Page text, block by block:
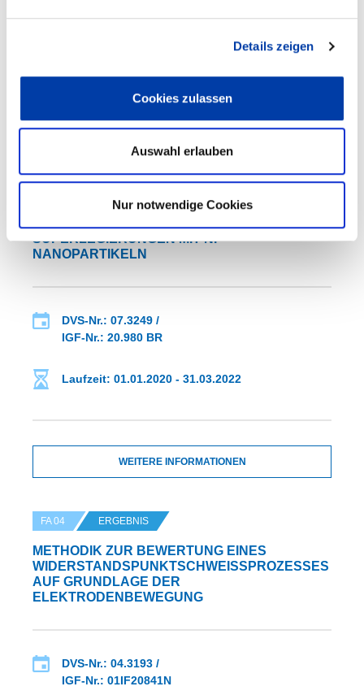
Details zeigen
Cookies zulassen
Auswahl erlauben
Nur notwendige Cookies
Laufzeit: 01.02.2020 - 31.07.2022
WEITERE INFORMATIONEN
SUPERLEGIERUNGEN MIT NI-
NANOPARTIKELN
DVS-Nr.: 07.3249 /
IGF-Nr.: 20.980 BR
Laufzeit: 01.01.2020 - 31.03.2022
WEITERE INFORMATIONEN
FA 04 ERGEBNIS
METHODIK ZUR BEWERTUNG EINES
WIDERSTANDSPUNKTSCHWEISSPROZESSES A
UF GRUNDLAGE DER E
LEKTRODENBEWEGUNG
DVS-Nr.: 04.3193 /
IGF-Nr.: 01IF20841N